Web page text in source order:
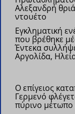
Αλεξανδρή
ντουέτο
Εγκληματική
που βρέθηκε
Έντεκα
Αργολίδα,
Ο επίγειος
Γερμενό
πύρινο μέτωπο